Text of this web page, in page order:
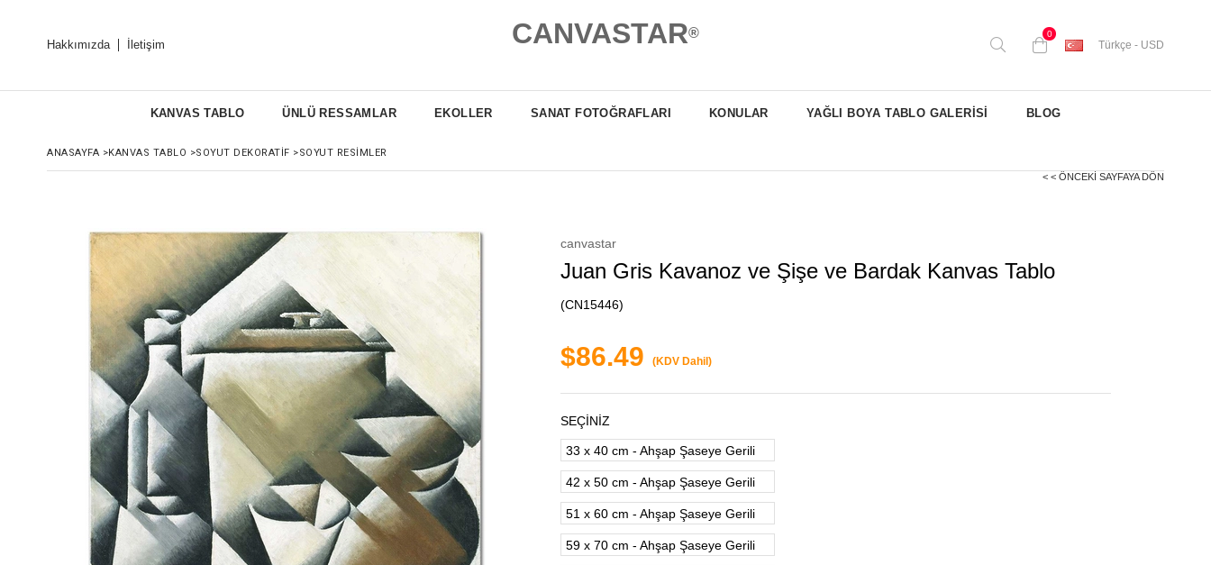
Hakkımızda İletişim CANVASTAR® 0
Türkçe - USD
KANVAS TABLO ÜNLÜ RESSAMLAR EKOLLER SANAT FOTOĞRAFLARI KONULAR YAĞLI BOYA TABLO GALERİSİ BLOG
ANASAYFA >KANVAS TABLO >SOYUT DEKORATIF >SOYUT RESIMLER
< < ÖNCEKI SAYFAYA DÖN
canvastar
Juan Gris Kavanoz ve Şişe ve Bardak Kanvas Tablo
(CN15446)
$86.49 (KDV Dahil)
SEÇİNİZ
33 x 40 cm - Ahşap Şaseye Gerili
42 x 50 cm - Ahşap Şaseye Gerili
51 x 60 cm - Ahşap Şaseye Gerili
59 x 70 cm - Ahşap Şaseye Gerili